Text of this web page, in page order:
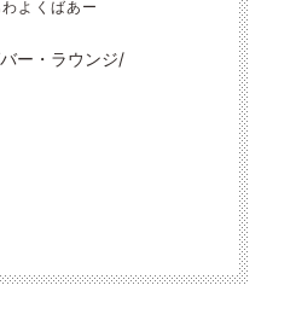
わよくばあー
ー・ラウンジ